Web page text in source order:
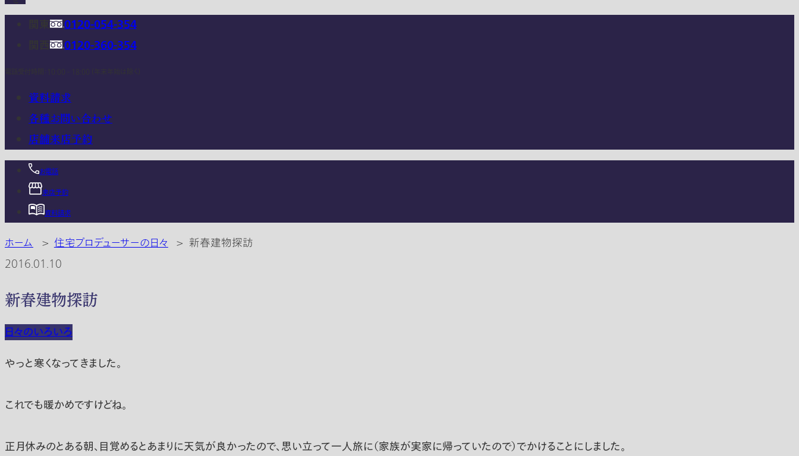
0120-054-354
0120-360-354
資料請求
各種お問い合わせ
店舗来店予約
お電話
来店予約
資料請求
ホーム > 住宅プロデューサーの日々 > 新春建物探訪
2016.01.10
新春建物探訪
日々のいろいろ
やっと寒くなってきました。
これでも暖かめですけどね。
正月休みのとある朝、目覚めるとあまりに天気が良かったので、思い立って一人旅に（家族が実家に帰っていたので）でかけることにしました。